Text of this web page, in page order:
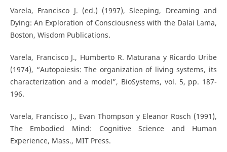
Varela, Francisco J. (ed.) (1997), Sleeping, Dreaming and
Dying: An Exploration of Consciousness with the Dalai Lama,
Boston, Wisdom Publications.
Varela, Francisco J., Humberto R. Maturana y Ricardo Uribe
(1974), “Autopoiesis: The organization of living systems, its
characterization and a model”, BioSystems, vol. 5, pp. 187-
196.
Varela, Francisco J., Evan Thompson y Eleanor Rosch (1991),
The Embodied Mind: Cognitive Science and Human
Experience, Mass., MIT Press.